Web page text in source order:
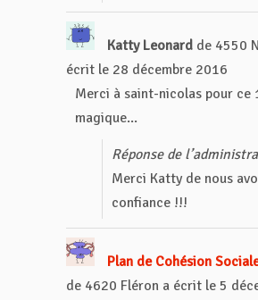
Katty Leonard de 4550
écrit le 28 décembre 2016
Merci à saint-nicolas pour ce
magique...
Réponse de
Merci Katty de nous
confiance !!!
Plan de Cohésion
de 4620 Fléron a écrit le 5